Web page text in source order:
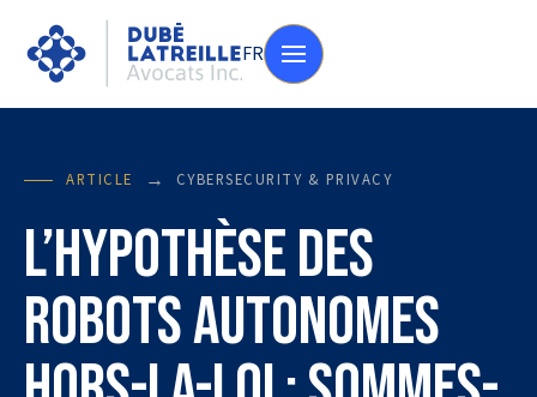
FR
ARTICLE → CYBERSECURITY & PRIVACY
L’hypothèse des
robots autonomes